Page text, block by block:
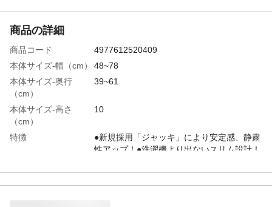
商品の詳細
商品コード
4977612520409
本体サイズ-幅（cm）
48~78
本体サイズ-奥行
（cm）
39~61
本体サイズ-高さ
（cm）
10
特徴
●新規採用「ジャッキ」により安定感、静粛
性アップ！●洗濯機より出ないスリム設計！
きます！